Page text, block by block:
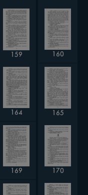
159 160
164 165
169 170